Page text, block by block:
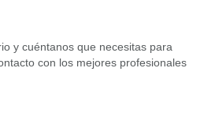
y cuéntanos que necesitas para
con los mejores profesionales